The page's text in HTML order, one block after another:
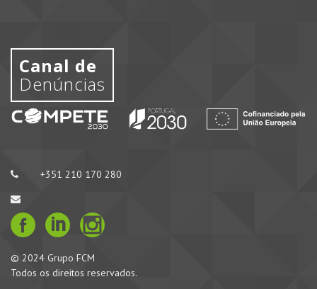
Canal de
Denúncias
+351 210 170 280
© 2024 Grupo FCM
Todos os direitos reservados.